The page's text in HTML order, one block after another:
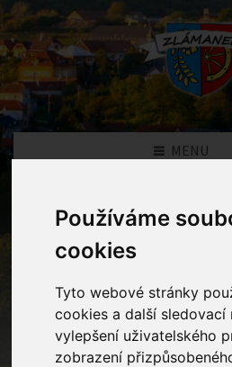
Používáme
cookies
Tyto webové stránky
cookies a další sledovací
vylepšení uživatelského
zobrazení
MENU
Fotogalerie